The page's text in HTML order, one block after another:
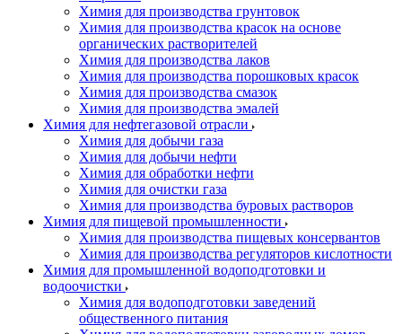
Химия для производства грунтовок
Химия для производства красок на основе
органических растворителей
Химия для производства лаков
Химия для производства порошковых красок
Химия для производства смазок
Химия для производства эмалей
Химия для нефтегазовой отрасли
Химия для добычи газа
Химия для добычи нефти
Химия для обработки нефти
Химия для очистки газа
Химия для производства буровых растворов
Химия для пищевой промышленности
Химия для производства пищевых консервантов
Химия для производства регуляторов кислотности
Химия для промышленной водоподготовки и
водоочистки
Химия для водоподготовки заведений
общественного питания